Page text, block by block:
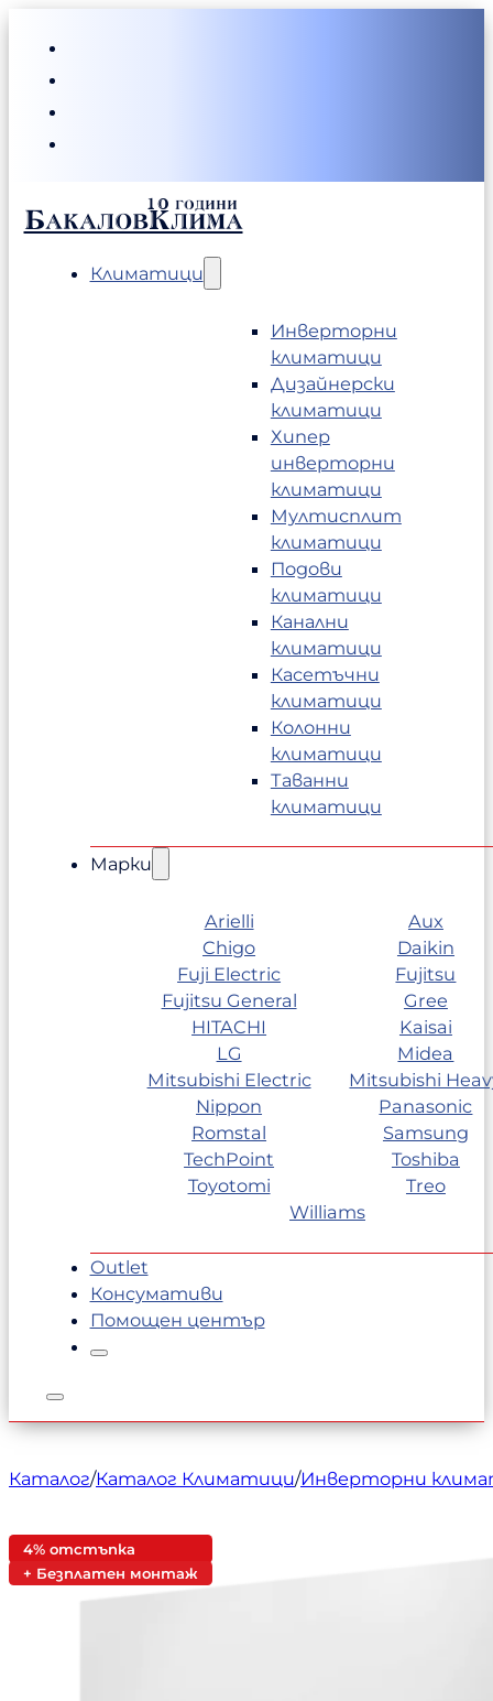
БакаловКлима
Климатици
Инверторни
климатици
Дизайнерски
климатици
Хипер
инверторни
климатици
Мултисплит
климатици
Подови
климатици
Канални
климатици
Касетъчни
климатици
Колонни
климатици
Таванни
климатици
Марки
Arielli
Aux
Chigo
Daikin
Fuji Electric
Fujitsu
Fujitsu General
Gree
HITACHI
Kaisai
LG
Midea
Mitsubishi Electric
Mitsubishi
Nippon
Panasonic
Romstal
Samsung
TechPoint
Toshiba
Toyotomi
Treo
Williams
Outlet
Консумативи
Помощен център
Каталог/Каталог Климатици/Инверторни
4% отстъпка
+ Безплатен монтаж